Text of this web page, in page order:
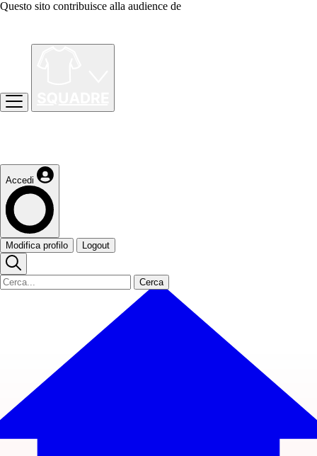
Questo sito contribuisce alla audience de
Accedi
Modifica profilo Logout
Cerca